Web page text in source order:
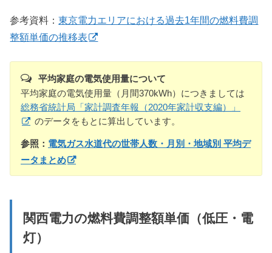
参考資料：東京電力エリアにおける過去1年間の燃料費調
整額単価の推移表
平均家庭の電気使用量について
平均家庭の電気使用量（月間370kWh）につきましては
総務省統計局「家計調査年報（2020年家計収支編）」
のデータをもとに算出しています。
参照： 電気ガス水道代の世帯人数・月別・地域別 平均デ
ータまとめ
関西電力の燃料費調整額単価（低圧・電
灯）